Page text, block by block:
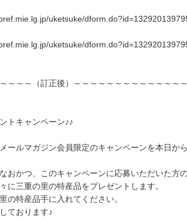
uketsuke/
uketsuke/
～～～（訂正後）～～～～～～～～～～～～～
トキャンペーン♪♪
ールマガジン会員限定のキャンペーンを本日か
おかつ、このキャンペーンに応募いただいた方
に三重の里の特産品をプレゼントします。
の特産品手に入れてください。
ております♪